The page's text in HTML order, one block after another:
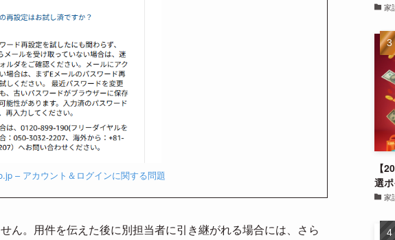
– アカウント＆ログインに関する問題
ん。用件を伝えた後に別担当者に引き継がれる場合には、さら
家
【
選
家